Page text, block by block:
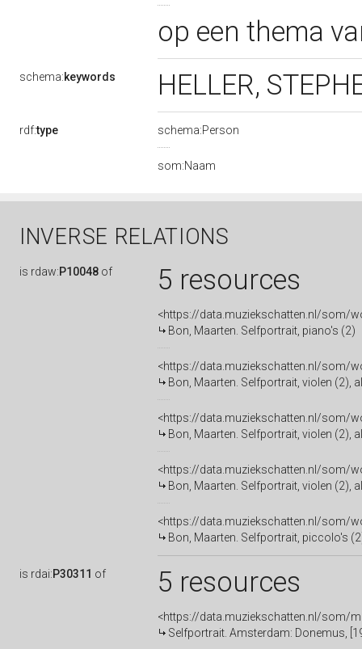
op een thema
schema:keywords HELLER,
rdf:type schema:Person
som:Naam
INVERSE RELATIONS
is rdaw:P10048 of 5 resources
<https://data.muziekschatten.nl/som/
Bon, Maarten. Selfportrait, piano's (2)
<https://data.muziekschatten.nl/som/
Bon, Maarten. Selfportrait, violen (2),
<https://data.muziekschatten.nl/som/
Bon, Maarten. Selfportrait, violen (2),
<https://data.muziekschatten.nl/som/
Bon, Maarten. Selfportrait, violen (2),
<https://data.muziekschatten.nl/som/
Bon, Maarten. Selfportrait, piccolo's
is rdai:P30311 of 5 resources
<https://data.muziekschatten.nl/som/
Selfportrait. Amsterdam: Donemus,